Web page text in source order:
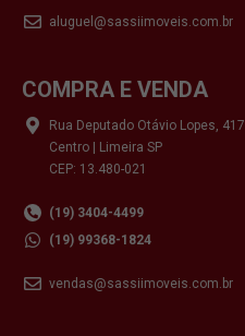
aluguel@sassiimoveis.com.br
COMPRA E VENDA
Rua Deputado Otávio Lopes, 417
Centro | Limeira SP
CEP: 13.480-021
(19) 3404-4499
(19) 99368-1824
vendas@sassiimoveis.com.br